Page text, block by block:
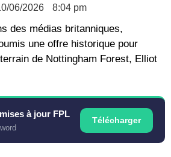
06/2026 8:04 pm
des médias britanniques,
une offre historique pour
de Nottingham Forest, Elliot
à jour FPL
Télécharger